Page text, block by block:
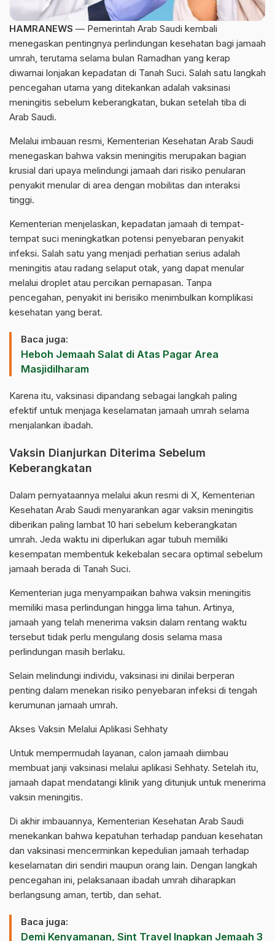
HAMRANEWS — Pemerintah Arab Saudi kembali
menegaskan pentingnya perlindungan kesehatan bagi jamaah
umrah, terutama selama bulan Ramadhan yang kerap
diwarnai lonjakan kepadatan di Tanah Suci. Salah satu langkah
pencegahan utama yang ditekankan adalah vaksinasi
meningitis sebelum keberangkatan, bukan setelah tiba di
Arab Saudi.
Melalui imbauan resmi, Kementerian Kesehatan Arab Saudi
menegaskan bahwa vaksin meningitis merupakan bagian
krusial dari upaya melindungi jamaah dari risiko penularan
penyakit menular di area dengan mobilitas dan interaksi
tinggi.
Kementerian menjelaskan, kepadatan jamaah di tempat-
tempat suci meningkatkan potensi penyebaran penyakit
infeksi. Salah satu yang menjadi perhatian serius adalah
meningitis atau radang selaput otak, yang dapat menular
melalui droplet atau percikan pernapasan. Tanpa
pencegahan, penyakit ini berisiko menimbulkan komplikasi
kesehatan yang berat.
Baca juga:
Heboh Jemaah Salat di Atas Pagar Area
Masjidilharam
Karena itu, vaksinasi dipandang sebagai langkah paling
efektif untuk menjaga keselamatan jamaah umrah selama
menjalankan ibadah.
Vaksin Dianjurkan Diterima Sebelum
Keberangkatan
Dalam pernyataannya melalui akun resmi di X, Kementerian
Kesehatan Arab Saudi menyarankan agar vaksin meningitis
diberikan paling lambat 10 hari sebelum keberangkatan
umrah. Jeda waktu ini diperlukan agar tubuh memiliki
kesempatan membentuk kekebalan secara optimal sebelum
jamaah berada di Tanah Suci.
Kementerian juga menyampaikan bahwa vaksin meningitis
memiliki masa perlindungan hingga lima tahun. Artinya,
jamaah yang telah menerima vaksin dalam rentang waktu
tersebut tidak perlu mengulang dosis selama masa
perlindungan masih berlaku.
Selain melindungi individu, vaksinasi ini dinilai berperan
penting dalam menekan risiko penyebaran infeksi di tengah
kerumunan jamaah umrah.
Akses Vaksin Melalui Aplikasi Sehhaty
Untuk mempermudah layanan, calon jamaah diimbau
membuat janji vaksinasi melalui aplikasi Sehhaty. Setelah itu,
jamaah dapat mendatangi klinik yang ditunjuk untuk menerima
vaksin meningitis.
Di akhir imbauannya, Kementerian Kesehatan Arab Saudi
menekankan bahwa kepatuhan terhadap panduan kesehatan
dan vaksinasi mencerminkan kepedulian jamaah terhadap
keselamatan diri sendiri maupun orang lain. Dengan langkah
pencegahan ini, pelaksanaan ibadah umrah diharapkan
berlangsung aman, tertib, dan sehat.
Baca juga:
Demi Kenyamanan, Sint Travel Inapkan Jemaah 3